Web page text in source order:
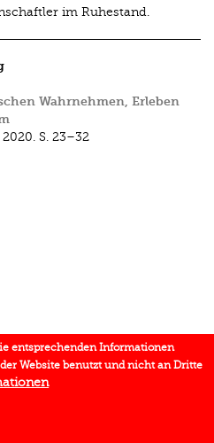
im Ruhestand.
Wahrnehmen, Erleben
2020. S. 23–32
entsprechenden Informationen
Website benutzt und nicht an Dritte